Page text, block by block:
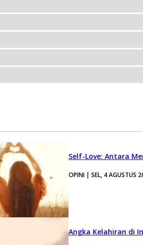
Self-Love: Antara
OPINI | SEL, 4 AGUSTUS
Angka Kelahiran di